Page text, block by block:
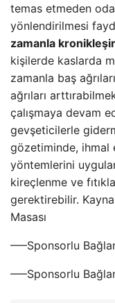
temas etmeden
yönlendirilmesi
zamanla kronikleşir
kişilerde kaslarda
zamanla baş
ağrıları
çalışmaya devam
gevşeticilerle
gözetiminde, ihmal
yöntemlerini
kireçlenme ve
gerektirebilir.
Masası
—–Sponsorlu
—–Sponsorlu